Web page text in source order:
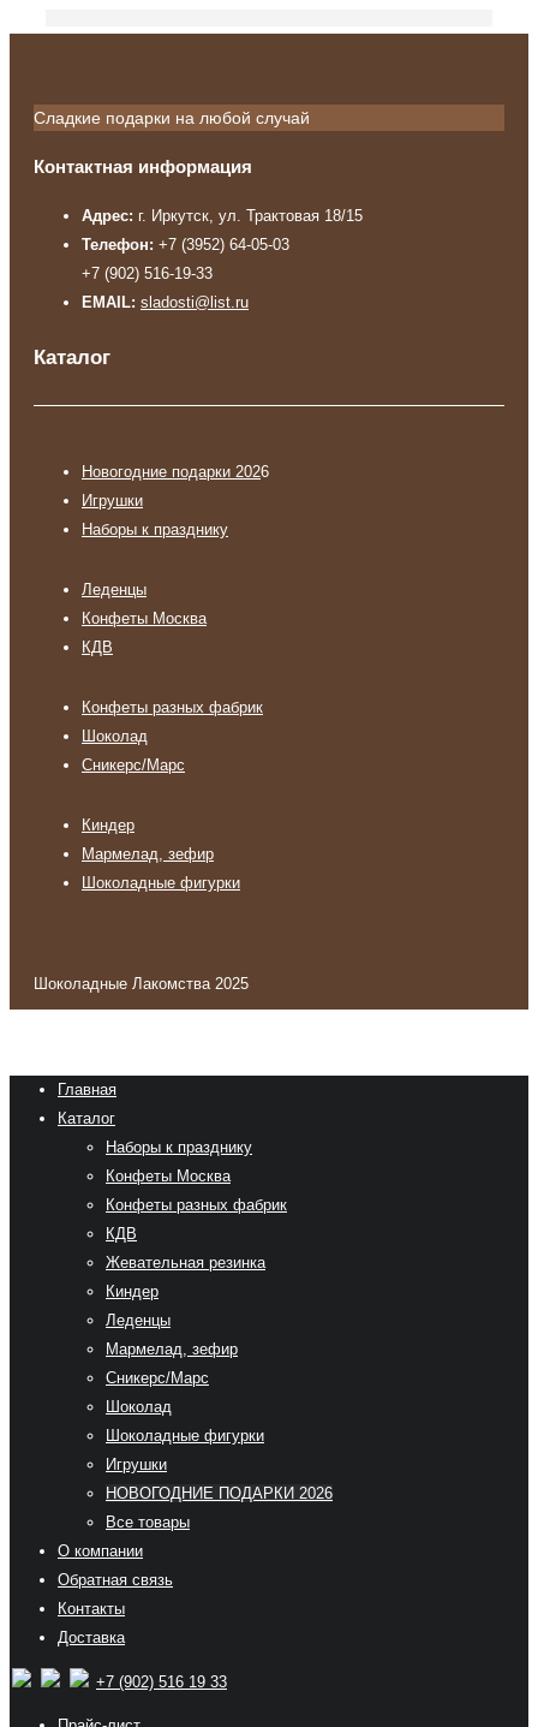
Сладкие подарки на любой случай
Контактная информация
Адрес: г. Иркутск, ул. Трактовая 18/15
Телефон: +7 (3952) 64-05-03
+7 (902) 516-19-33
EMAIL: sladosti@list.ru
Каталог
Новогодние подарки 2026
Игрушки
Наборы к празднику
Леденцы
Конфеты Москва
КДВ
Конфеты разных фабрик
Шоколад
Сникерс/Марс
Киндер
Мармелад, зефир
Шоколадные фигурки
Шоколадные Лакомства 2025
Главная
Каталог
Наборы к празднику
Конфеты Москва
Конфеты разных фабрик
КДВ
Жевательная резинка
Киндер
Леденцы
Мармелад, зефир
Сникерс/Марс
Шоколад
Шоколадные фигурки
Игрушки
НОВОГОДНИЕ ПОДАРКИ 2026
Все товары
О компании
Обратная связь
Контакты
Доставка
+7 (902) 516 19 33